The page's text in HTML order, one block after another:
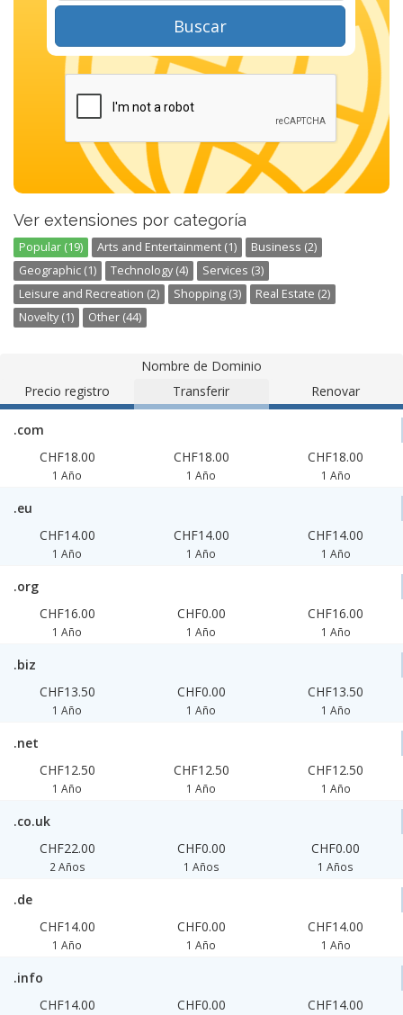
Buscar
Ver extensiones por categoría
Popular (19) Arts and Entertainment (1)
Business (2)
Geographic (1)
Technology (4)
Services (3)
Leisure and Recreation (2)
Shopping (3)
Real Estate (2)
Novelty (1)
Other (44)
Nombre de Dominio
Precio registro
Transferir Renovar
.com
CHF18.00
1 Año
CHF18.00
1 Año
CHF18.00
1 Año
.eu
CHF14.00
1 Año
CHF14.00
1 Año
CHF14.00
1 Año
.org
CHF16.00
1 Año
CHF0.00
1 Año
CHF16.00
1 Año
.biz
CHF13.50
1 Año
CHF0.00
1 Año
CHF13.50
1 Año
.net
CHF12.50
1 Año
CHF12.50
1 Año
CHF12.50
1 Año
.co.uk
CHF22.00
2 Años
CHF0.00
1 Años
CHF0.00
1 Años
.de
CHF14.00
1 Año
CHF0.00
1 Año
CHF14.00
1 Año
.info
CHF14.00
CHF0.00 CHF14.00